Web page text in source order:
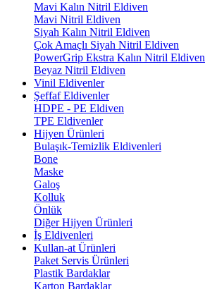
Mavi Kalın Nitril Eldiven
Mavi Nitril Eldiven
Siyah Kalın Nitril Eldiven
Çok Amaçlı Siyah Nitril Eldiven
PowerGrip Ekstra Kalın Nitril Eldiven
Beyaz Nitril Eldiven
Vinil Eldivenler
Şeffaf Eldivenler
HDPE - PE Eldiven
TPE Eldivenler
Hijyen Ürünleri
Bulaşık-Temizlik Eldivenleri
Bone
Maske
Galoş
Kolluk
Önlük
Diğer Hijyen Ürünleri
İş Eldivenleri
Kullan-at Ürünleri
Paket Servis Ürünleri
Plastik Bardaklar
Karton Bardaklar